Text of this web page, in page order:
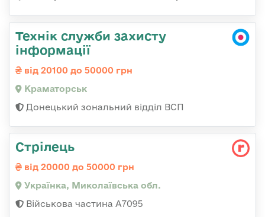
Технік служби захисту
інформації
від 20100 до 50000 грн
Краматорськ
Донецький зональний відділ ВСП
Стрілець
від 20000 до 50000 грн
Українка, Миколаївська обл.
Військова частина А7095